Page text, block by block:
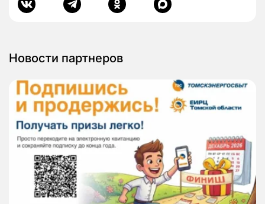
Новости партнеров